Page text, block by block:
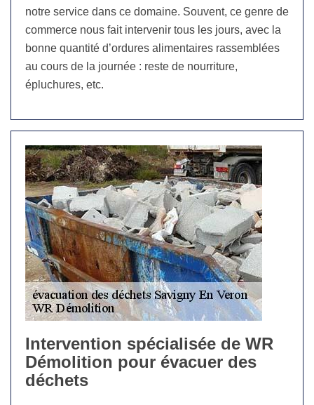
notre service dans ce domaine. Souvent, ce genre de
commerce nous fait intervenir tous les jours, avec la
bonne quantité d’ordures alimentaires rassemblées
au cours de la journée : reste de nourriture,
épluchures, etc.
Intervention spécialisée de WR
Démolition pour évacuer des
déchets